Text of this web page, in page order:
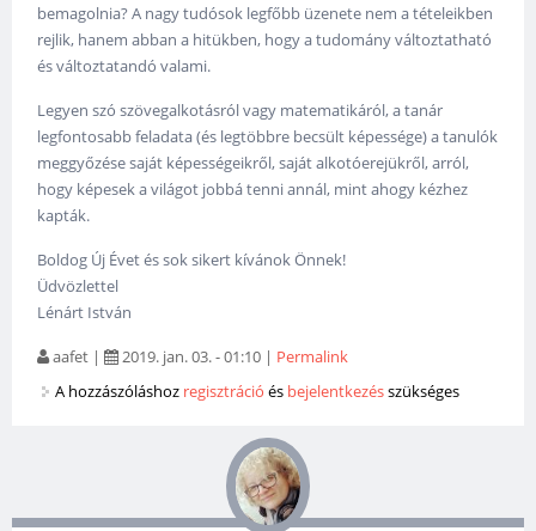
bemagolnia? A nagy tudósok legfőbb üzenete nem a tételeikben
rejlik, hanem abban a hitükben, hogy a tudomány változtatható
és változtatandó valami.
Legyen szó szövegalkotásról vagy matematikáról, a tanár
legfontosabb feladata (és legtöbbre becsült képessége) a tanulók
meggyőzése saját képességeikről, saját alkotóerejükről, arról,
hogy képesek a világot jobbá tenni annál, mint ahogy kézhez
kapták.
Boldog Új Évet és sok sikert kívánok Önnek!
Üdvözlettel
Lénárt István
aafet | 2019. jan. 03. - 01:10 | Permalink
A hozzászóláshoz regisztráció és bejelentkezésszükséges